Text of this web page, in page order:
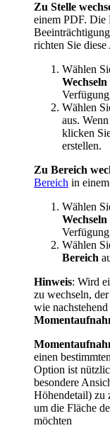
Zu Stelle
einem PDF. Die
richten Sie
Wählen
Wechseln
Wählen
aus.
klicken
erstellen.
Zu Bereich
Bereich in
Wählen
Wechseln
Wählen
Bereich
Hinweis: Wird
zu wechseln,
wie
einen
Option ist
besondere
Höhendetail) zu
um die Fläche
möchten